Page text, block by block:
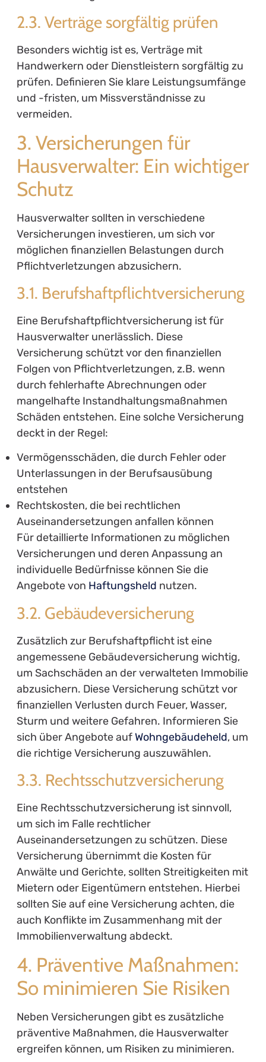
2.3. Verträge sorgfältig prüfen
Besonders wichtig ist es, Verträge mit
Handwerkern oder Dienstleistern sorgfältig zu
prüfen. Definieren Sie klare Leistungsumfänge
und -fristen, um Missverständnisse zu
vermeiden.
3. Versicherungen für
Hausverwalter: Ein wichtiger
Schutz
Hausverwalter sollten in verschiedene
Versicherungen investieren, um sich vor
möglichen finanziellen Belastungen durch
Pflichtverletzungen abzusichern.
3.1. Berufshaftpflichtversicherung
Eine Berufshaftpflichtversicherung ist für
Hausverwalter unerlässlich. Diese
Versicherung schützt vor den finanziellen
Folgen von Pflichtverletzungen, z.B. wenn
durch fehlerhafte Abrechnungen oder
mangelhafte Instandhaltungsmaßnahmen
Schäden entstehen. Eine solche Versicherung
deckt in der Regel:
Vermögensschäden, die durch Fehler oder
Unterlassungen in der Berufsausübung
entstehen
Rechtskosten, die bei rechtlichen
Auseinandersetzungen anfallen können
Für detaillierte Informationen zu möglichen
Versicherungen und deren Anpassung an
individuelle Bedürfnisse können Sie die
Angebote von Haftungsheld nutzen.
3.2. Gebäudeversicherung
Zusätzlich zur Berufshaftpflicht ist eine
angemessene Gebäudeversicherung wichtig,
um Sachschäden an der verwalteten Immobilie
abzusichern. Diese Versicherung schützt vor
finanziellen Verlusten durch Feuer, Wasser,
Sturm und weitere Gefahren. Informieren Sie
sich über Angebote auf Wohngebäudeheld, um
die richtige Versicherung auszuwählen.
3.3. Rechtsschutzversicherung
Eine Rechtsschutzversicherung ist sinnvoll,
um sich im Falle rechtlicher
Auseinandersetzungen zu schützen. Diese
Versicherung übernimmt die Kosten für
Anwälte und Gerichte, sollten Streitigkeiten mit
Mietern oder Eigentümern entstehen. Hierbei
sollten Sie auf eine Versicherung achten, die
auch Konflikte im Zusammenhang mit der
Immobilienverwaltung abdeckt.
4. Präventive Maßnahmen:
So minimieren Sie Risiken
Neben Versicherungen gibt es zusätzliche
präventive Maßnahmen, die Hausverwalter
ergreifen können, um Risiken zu minimieren.